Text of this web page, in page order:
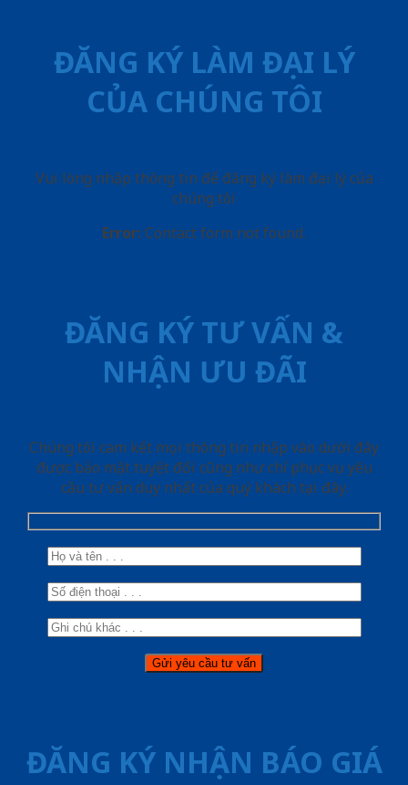
ĐĂNG KÝ LÀM ĐẠI LÝ
CỦA CHÚNG TÔI
Vui lòng nhập thông tin để đăng ký làm đại lý của
chúng tôi
Error: Contact form not found.
ĐĂNG KÝ TƯ VẤN &
NHẬN ƯU ĐÃI
Chúng tôi cam kết mọi thông tin nhập vào dưới đây
được bảo mật tuyệt đối cũng như chỉ phục vụ yêu
cầu tư vấn duy nhất của quý khách tại đây.
ĐĂNG KÝ NHẬN BÁO GIÁ